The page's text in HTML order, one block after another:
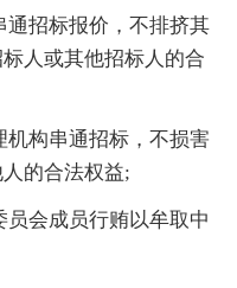
通招标报价，不排挤其
人或其他招标人的合
构串通招标，不损害
的合法权益;
会成员行贿以牟取中